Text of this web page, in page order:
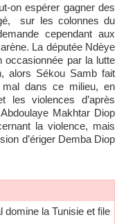
on espérer gagner des
sur les colonnes du
cependant aux
La députée Ndèye
occasionnée par la lutte
alors Sékou Samb fait
dans ce milieu, en
les violences d’après
Makhtar Diop
la violence, mais
d’ériger Demba Diop
la Tunisie et file